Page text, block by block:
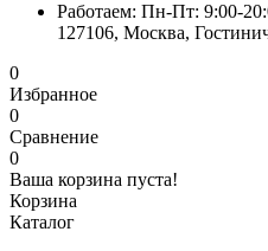
Работаем: Пн-Пт: 9:00-
127106, Москва,
0
Избранное
0
Сравнение
0
Ваша корзина пуста!
Корзина
Каталог